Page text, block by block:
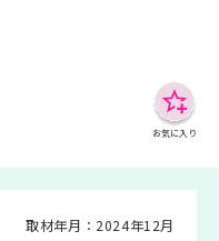
お気に入り
取材年月：2024年12月